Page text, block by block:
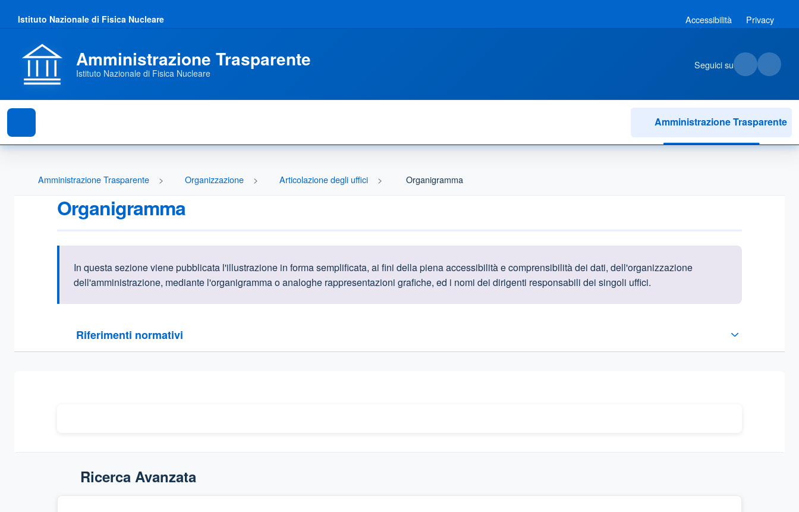
Istituto Nazionale di Fisica Nucleare Accessibilità Privacy
Amministrazione Trasparente
Istituto Nazionale di Fisica Nucleare
Seguici su
Amministrazione Trasparente
Amministrazione Trasparente Organizzazione Articolazione degli uffici Organigramma
Organigramma
Informazioni introduttive
In questa sezione viene pubblicata l'illustrazione in forma semplificata, ai fini della piena accessibilità e comprensibilità dei dati, dell'organizzazione
dell'amministrazione, mediante l'organigramma o analoghe rappresentazioni grafiche, ed i nomi dei dirigenti responsabili dei singoli uffici.
Riferimenti normativi
Sezione compressa
Ricerca Avanzata